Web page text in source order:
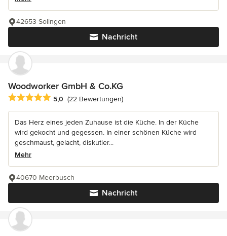
Nachricht
42653 Solingen
Woodworker GmbH & Co.KG
Durchschnittliche Bewertung: 5 von 5 Sternen
5,0 (22 Bewertungen)
Das Herz eines jeden Zuhause ist die Küche. In der Küche
wird gekocht und gegessen. In einer schönen Küche wird
geschmaust, gelacht, diskutier...
Mehr
Nachricht
40670 Meerbusch